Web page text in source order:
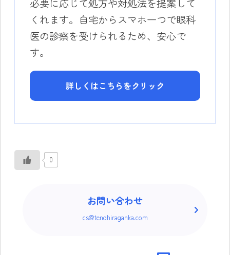
必要に応じて処方や対処法を提案して
くれます。自宅からスマホ一つで眼科
医の診察を受けられるため、安心で
す。
詳しくはこちらをクリック
0
お問い合わせ
cs@tenohiraganka.com